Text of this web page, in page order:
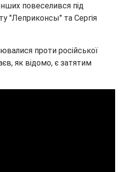
повеселився під
"Леприконсы" та Сергія
проти російської
як відомо, є затятим